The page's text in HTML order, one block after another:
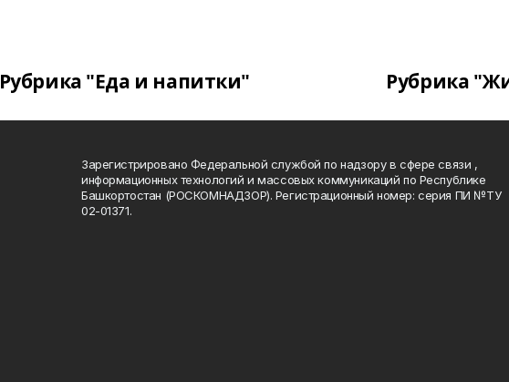
Рубрика "Еда и напитки" Рубрика
Зарегистрировано Федеральной службой по надзору в сфере связи ,
информационных технологий и массовых коммуникаций по Республике
Башкортостан (РОСКОМНАДЗОР). Регистрационный номер: серия ПИ №ТУ
02-01371.